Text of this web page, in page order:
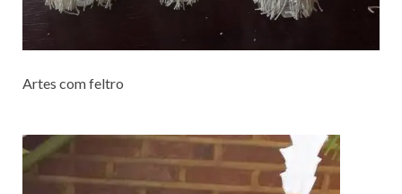
Artes com feltro